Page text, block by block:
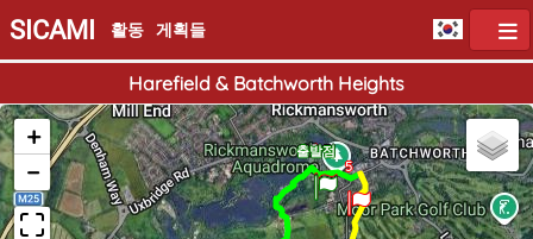
SICAMI 활동 게획들
Harefield & Batchworth Heights
출발점
도착점
1
5
+
−